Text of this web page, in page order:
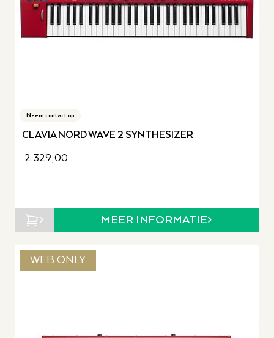
Neem contact op
CLAVIA NORD WAVE 2 SYNTHESIZER
2.329,00
MEER INFORMATIE
WEB ONLY